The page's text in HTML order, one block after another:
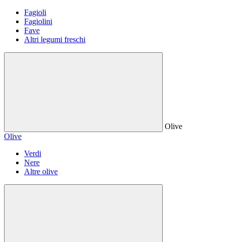
Fagioli
Fagiolini
Fave
Altri legumi freschi
Olive
Olive
Verdi
Nere
Altre olive